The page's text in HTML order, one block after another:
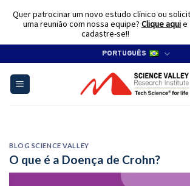
content
PORTUGUÊS
BLOG SCIENCE VALLEY
O que é a Doença de Crohn?
Quer patrocinar um novo estudo clínico ou
uma reunião com nossa equipe? Clique aquie
cadastre-se!!